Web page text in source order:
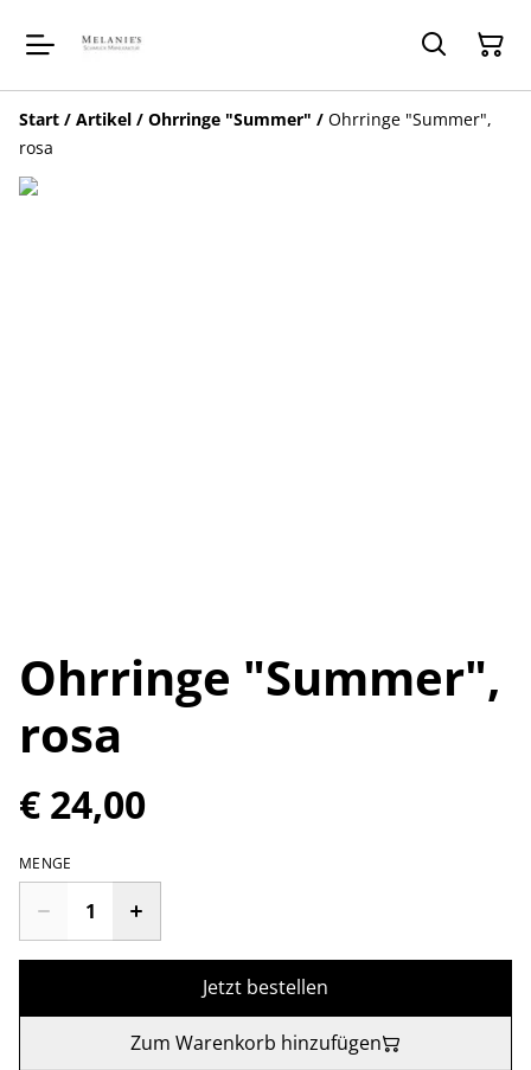
Start / Artikel / Ohrringe "Summer" / Ohrringe "Summer",
rosa
Ohrringe "Summer",
rosa
€ 24,00
MENGE
Jetzt bestellen
Zum Warenkorb hinzufügen